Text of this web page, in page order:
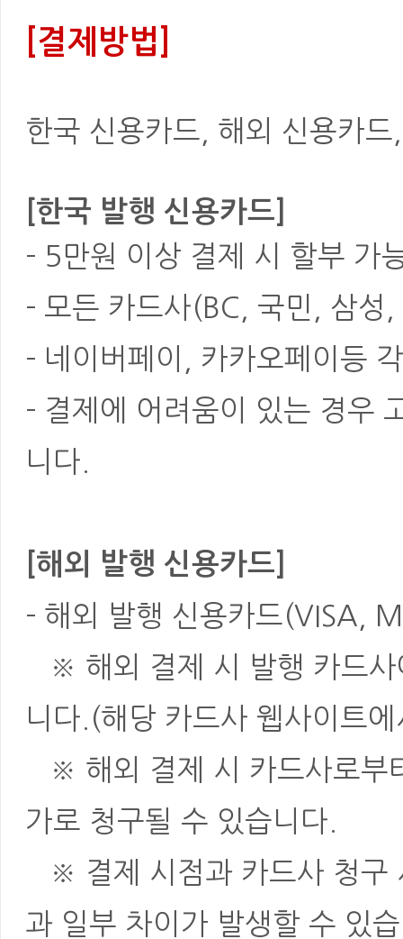
[결제방법]
한국 신용카드, 해외 신용카
[한국 발행 신용카드]
- 5만원 이상 결제 시 할부 가
- 모든 카드사(BC, 국민, 삼성
- 네이버페이, 카카오페이등
- 결제에 어려움이 있는 경우
니다.
[해외 발행 신용카드]
- 해외 발행 신용카드(VISA,
※ 해외 결제 시 발행 카드사
니다.(해당 카드사 웹사이트
※ 해외 결제 시 카드사로부
가로 청구될 수 있습니다.
※ 결제 시점과 카드사 청구
과 일부 차이가 발생할 수 있